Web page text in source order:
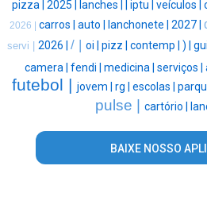
pizza | 2025 | lanches | iptu | veículos |
2026 | carros | auto | lanchonete | 2027 |
servi | 2026 | / | oi | pizz | contemp | ) |
camera | fendi | medicina | serviços |
futebol | jovem | rg | escolas |
pulse | cartório |
BAIXE NOSSO